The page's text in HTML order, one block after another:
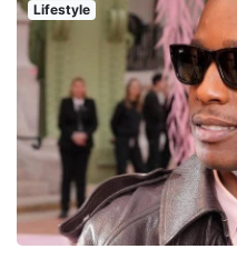
Lifestyle